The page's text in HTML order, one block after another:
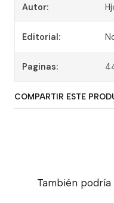
Autor:
Editorial:
Paginas:
COMPARTIR ESTE
También